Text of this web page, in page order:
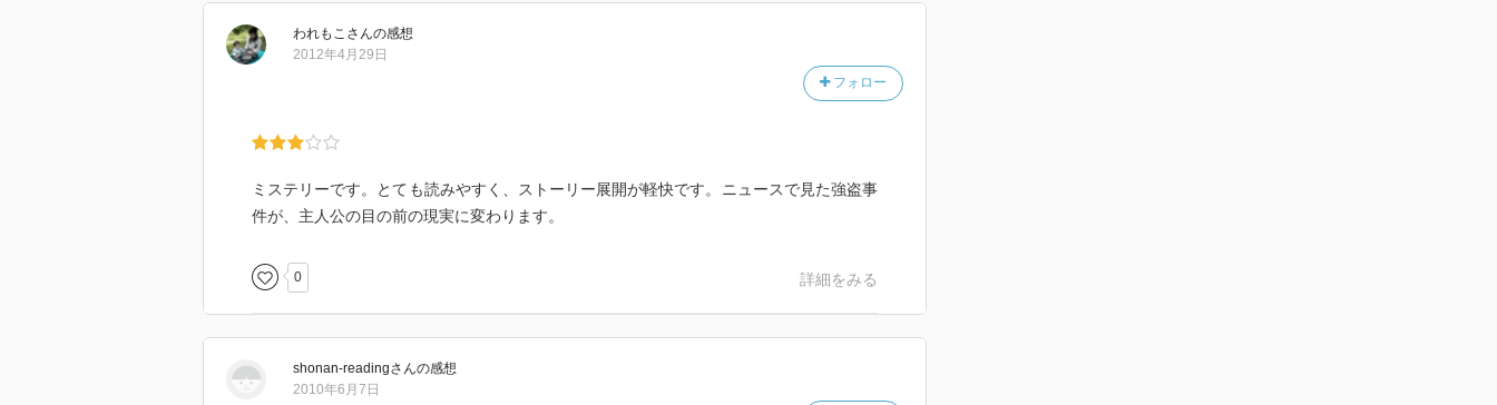
われもこ さんの感想
フォロー
2012年4月29日
ミステリーです。とても読みやすく、ストーリー展開が軽快です。ニュースで見た強盗事
件が、主人公の目の前の現実に変わります。
0 詳細をみる
shonan-readingさんの感想
2010年6月7日